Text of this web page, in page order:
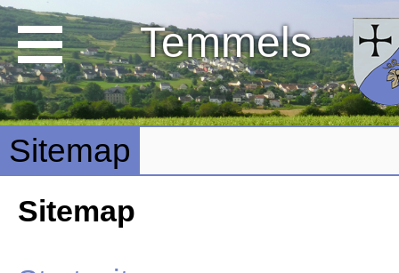
Temmels
Sitemap
Sitemap